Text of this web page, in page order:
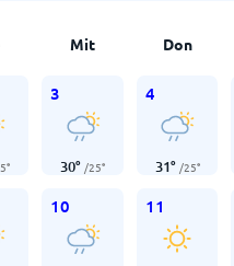
Mit Don
°
3
30° /25°
4
31° /25°
10 11